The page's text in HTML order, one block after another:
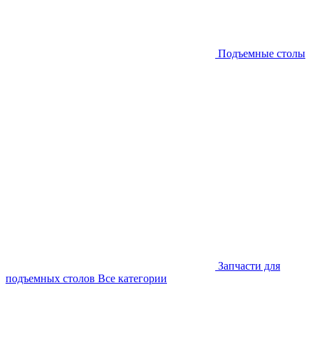
Подъемные столы
Запчасти для
подъемных столов Все категории